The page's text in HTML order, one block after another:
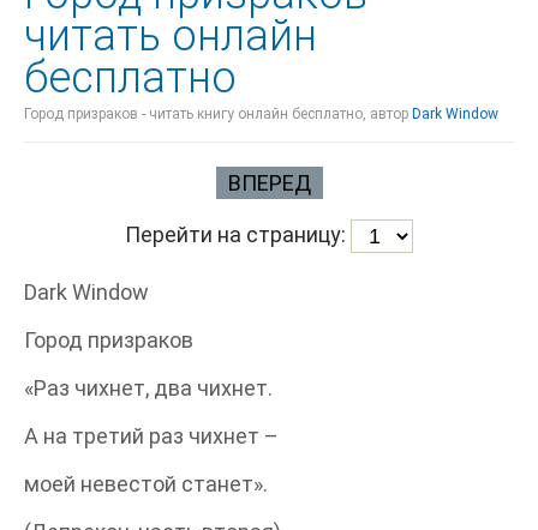
читать онлайн
бесплатно
Город призраков - читать книгу онлайн бесплатно, автор Dark Window
ВПЕРЕД
Перейти на страницу:
Dark Window
Город призраков
«Раз чихнет, два чихнет.
А на третий раз чихнет –
моей невестой станет».